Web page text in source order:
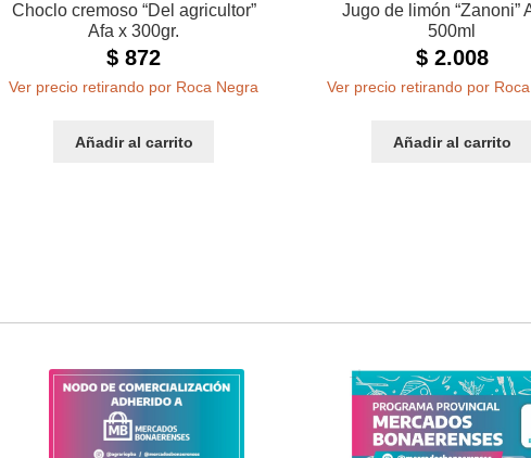
Choclo cremoso “Del agricultor”
Afa x 300gr.
$ 872
Ver precio retirando por Roca Negra
Añadir al carrito
Jugo de limón “Zanoni”
500ml
$2.008
Ver precio retirando por
Añadir al carrito